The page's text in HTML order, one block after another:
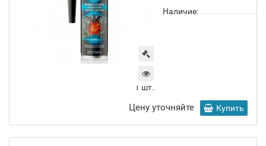
Наличие:
1 шт.
Цену уточняйте Купить